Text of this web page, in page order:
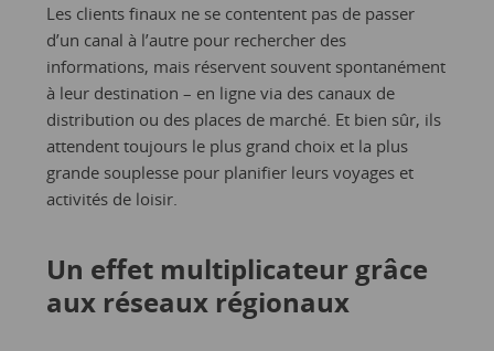
Les clients finaux ne se contentent pas de passer
d’un canal à l’autre pour rechercher des
informations, mais réservent souvent spontanément
à leur destination – en ligne via des canaux de
distribution ou des places de marché. Et bien sûr, ils
attendent toujours le plus grand choix et la plus
grande souplesse pour planifier leurs voyages et
activités de loisir.
Un effet multiplicateur grâce
aux réseaux régionaux